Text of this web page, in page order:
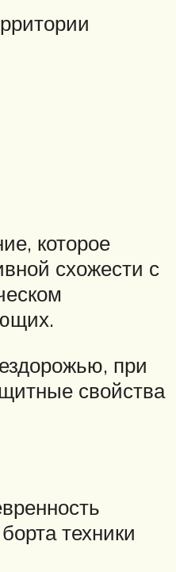
которое
схожести с
при
свойства
техники